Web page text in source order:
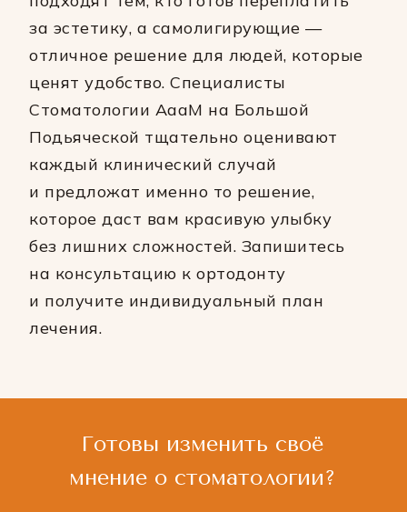
за эстетику, а самолигирующие —
отличное решение для людей, которые
ценят удобство. Специалисты
Стоматологии АааМ на Большой
Подьяческой тщательно оценивают
каждый клинический случай
и предложат именно то решение,
которое даст вам красивую улыбку
без лишних сложностей. Запишитесь
на консультацию к ортодонту
и получите индивидуальный план
лечения.
Готовы изменить своё
мнение о стоматологии?